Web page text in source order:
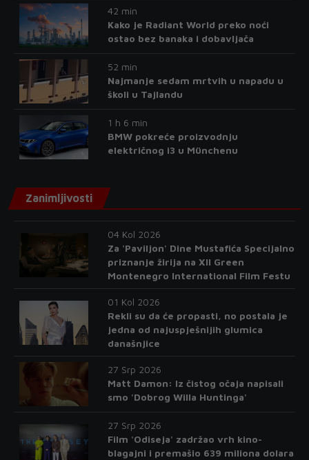
42 min
Kako je Radiant World preko noći
ostao bez banaka i dobavljača
52 min
Najmanje sedam mrtvih u napadu u
školi u Tajlandu
1 h 6 min
BMW pokreće proizvodnju
električnog i3 u Münchenu
Zanimljivosti
04 Kol 2026
Za 'Paviljon' Dine Mustafića Specijalno
priznanje žirija na XII Green
Montenegro International Film Festu
01 Kol 2026
Rekli su da će propasti, no postala je
jedna od najuspješnijih glumica
današnjice
27 Srp 2026
Matt Damon: Iz čistog očaja napisali
smo 'Dobrog Willa Huntinga'
27 Srp 2026
Film 'Odiseja' zadržao vrh kino-
blagajni i premašio 639 miliona dolara